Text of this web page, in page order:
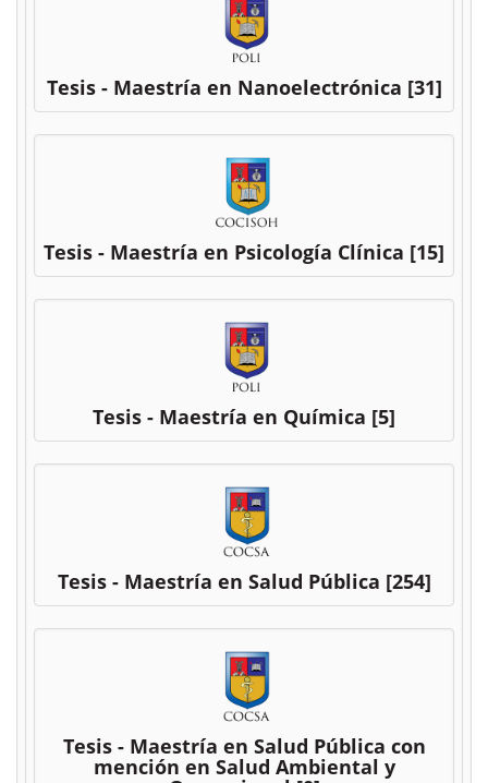
Tesis - Maestría en Nanoelectrónica [31]
Tesis - Maestría en Psicología Clínica [15]
Tesis - Maestría en Química [5]
Tesis - Maestría en Salud Pública [254]
Tesis - Maestría en Salud Pública con
mención en Salud Ambiental y